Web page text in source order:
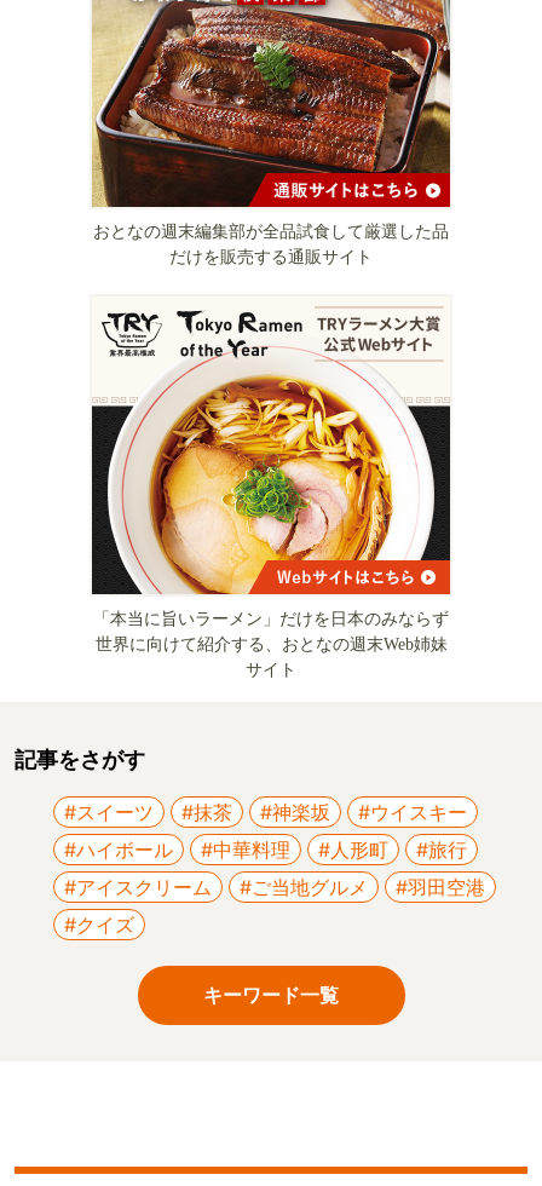
おとなの週末編集部が全品試食して厳選した品
だけを販売する通販サイト
「本当に旨いラーメン」だけを日本のみならず
世界に向けて紹介する、おとなの週末Web姉妹
サイト
記事をさがす
#スイーツ #抹茶 #神楽坂
#ウイスキー
#ハイボール
#中華料理 #人形町
#旅行
#アイスクリーム
#ご当地グルメ
#羽田空港
#クイズ
キーワード一覧